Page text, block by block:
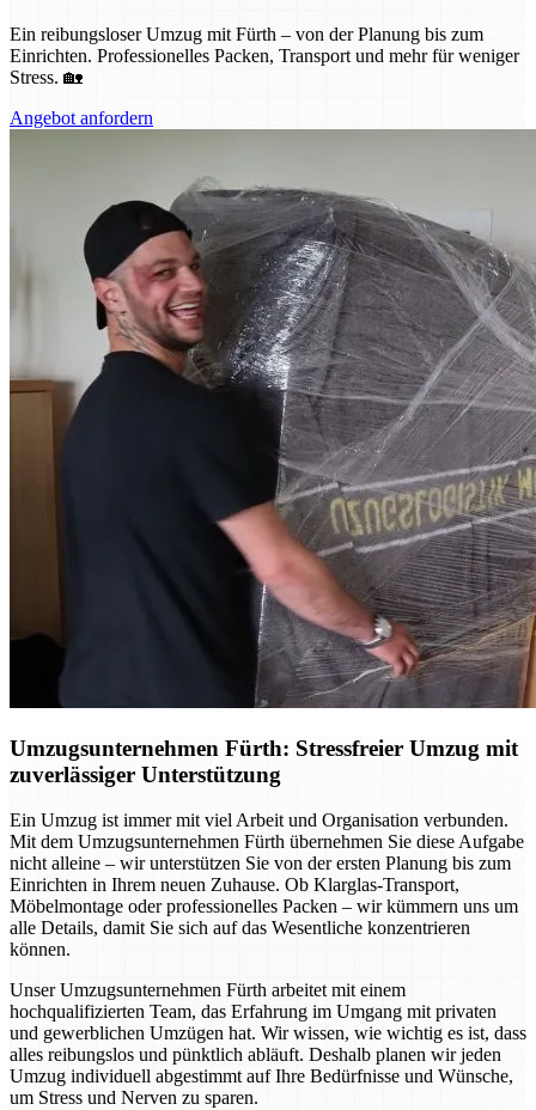
Ein reibungsloser Umzug mit Fürth – von der Planung bis zum
Einrichten. Professionelles Packen, Transport und mehr für weniger
Stress. 🏡
Angebot anfordern
Umzugsunternehmen Fürth: Stressfreier Umzug mit
zuverlässiger Unterstützung
Ein Umzug ist immer mit viel Arbeit und Organisation verbunden.
Mit dem Umzugsunternehmen Fürth übernehmen Sie diese Aufgabe
nicht alleine – wir unterstützen Sie von der ersten Planung bis zum
Einrichten in Ihrem neuen Zuhause. Ob Klarglas-Transport,
Möbelmontage oder professionelles Packen – wir kümmern uns um
alle Details, damit Sie sich auf das Wesentliche konzentrieren
können.
Unser Umzugsunternehmen Fürth arbeitet mit einem
hochqualifizierten Team, das Erfahrung im Umgang mit privaten
und gewerblichen Umzügen hat. Wir wissen, wie wichtig es ist, dass
alles reibungslos und pünktlich abläuft. Deshalb planen wir jeden
Umzug individuell abgestimmt auf Ihre Bedürfnisse und Wünsche,
um Stress und Nerven zu sparen.